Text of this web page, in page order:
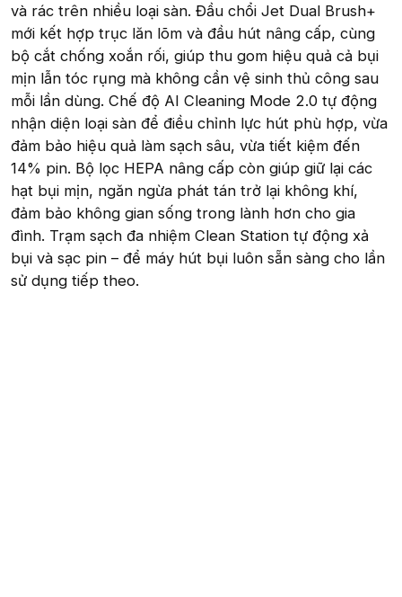
và rác trên nhiều loại sàn. Đầu chổi Jet Dual Brush+
mới kết hợp trục lăn lõm và đầu hút nâng cấp, cùng
bộ cắt chống xoắn rối, giúp thu gom hiệu quả cả bụi
mịn lẫn tóc rụng mà không cần vệ sinh thủ công sau
mỗi lần dùng. Chế độ AI Cleaning Mode 2.0 tự động
nhận diện loại sàn để điều chỉnh lực hút phù hợp, vừa
đảm bảo hiệu quả làm sạch sâu, vừa tiết kiệm đến
14% pin. Bộ lọc HEPA nâng cấp còn giúp giữ lại các
hạt bụi mịn, ngăn ngừa phát tán trở lại không khí,
đảm bảo không gian sống trong lành hơn cho gia
đình. Trạm sạch đa nhiệm Clean Station tự động xả
bụi và sạc pin – để máy hút bụi luôn sẵn sàng cho lần
sử dụng tiếp theo.